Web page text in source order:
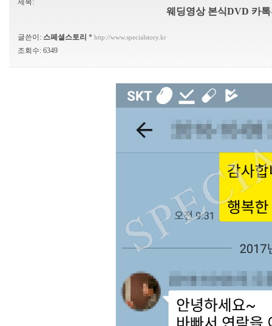
제목:
웨딩영상 본식DVD 카
글쓴이: 스페셜스토리 * http://www.specialstory.kr
조회수: 6349